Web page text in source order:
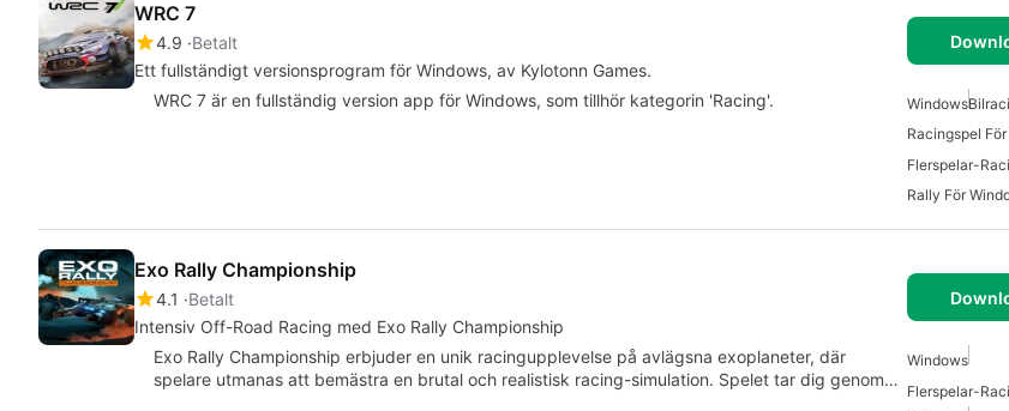
WRC 7
4.9 Betalt
Ett fullständigt versionsprogram för Windows, av Kylotonn Games.
WRC 7 är en fullständig version app för Windows, som tillhör kategorin 'Racing'. Windows
Racingspel
Flerspelar-
Rally För
Exo Rally Championship
4.1
Betalt
Intensiv Off-Road Racing med Exo Rally Championship
Exo Rally Championship erbjuder en unik racingupplevelse på avlägsna exoplaneter, där
spelare utmanas att bemästra en brutal och realistisk racing-simulation. Spelet tar dig genom…
Windows
Flerspelar-